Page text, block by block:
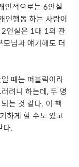
인적으로는 6인실
인행동 하는 사람이
인실은 1대 1의 관
님과 얘기해도 더
때는 퍼블릭이라
려니 하는데, 두 명
는 것 같다. 이 책
하게 할 수도 있고
다.